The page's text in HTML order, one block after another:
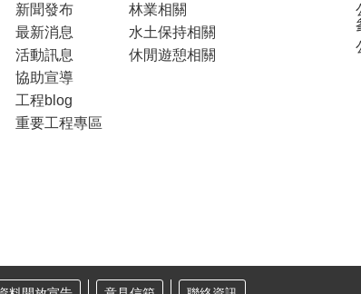
新聞發布
最新消息
活動訊息
協助宣導
工程blog
重要工程專區
林業相關
水土保持相關
休閒遊憩相關